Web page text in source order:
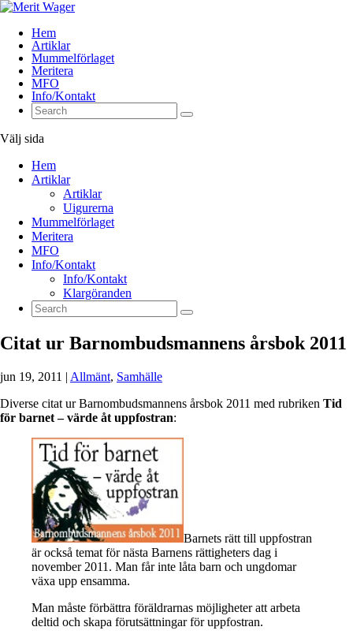
Hem
Artiklar
Mummelförlaget
Meritera
MFO
Info/Kontakt
Välj sida
Hem
Artiklar
Artiklar
Uigurerna
Mummelförlaget
Meritera
MFO
Info/Kontakt
Info/Kontakt
Klargöranden
Citat ur Barnombudsmannens årsbok 2011
jun 19, 2011 | Allmänt, Samhälle
Diverse citat ur Barnombudsmannens årsbok 2011 med rubriken Tid
för barnet – värde åt uppfostran:
Barnets rätt till uppfostran
är också temat för nästa Barnens rättigheters dag i
november 2011. Man får inte låta barn och ungdomar
växa upp ensamma.
Man måste förbättra föräldrarnas möjligheter att arbeta
deltid och skapa förutsättningar för uppfostran.